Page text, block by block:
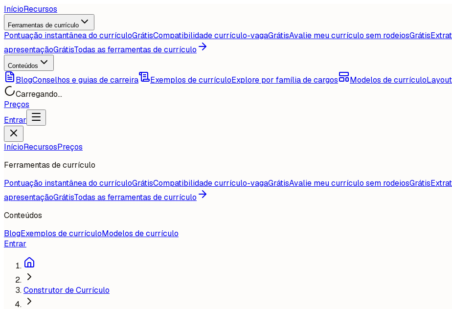
InícioRecursos
Ferramentas de currículo
Pontuação instantânea do currículoGrátisCompatibilidade currículo-vagaGrátisAvalie meu currículo sem rodeiosGrátis
apresentaçãoGrátisTodas as ferramentas de currículo
Conteúdos
BlogConselhos e guias de carreira Exemplos de currículoExplore por família de cargos Modelos de currículo
Carregando...
Preços
Entrar
InícioRecursosPreços
Ferramentas de currículo
Pontuação instantânea do currículoGrátisCompatibilidade currículo-vagaGrátisAvalie meu currículo sem rodeiosGrátis
apresentaçãoGrátisTodas as ferramentas de currículo
Conteúdos
BlogExemplos de currículoModelos de currículo
Entrar
Construtor de Currículo